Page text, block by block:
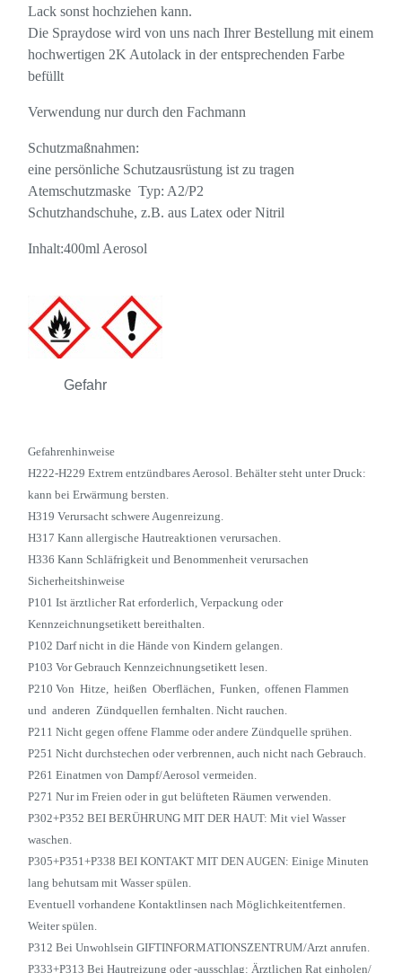
Lack sonst hochziehen kann.
Die Spraydose wird von uns nach Ihrer Bestellung mit einem
hochwertigen 2K Autolack in der entsprechenden Farbe
befüllt
Verwendung nur durch den Fachmann
Schutzmaßnahmen:
eine persönliche Schutzausrüstung ist zu tragen
Atemschutzmaske Typ: A2/P2
Schutzhandschuhe, z.B. aus Latex oder Nitril
Inhalt:400ml Aerosol
Gefahr
Gefahrenhinweise
H222-H229 Extrem entzündbares Aerosol. Behälter steht unter Druck:
kann bei Erwärmung bersten.
H319 Verursacht schwere Augenreizung.
H317 Kann allergische Hautreaktionen verursachen.
H336 Kann Schläfrigkeit und Benommenheit verursachen
Sicherheitshinweise
P101 Ist ärztlicher Rat erforderlich, Verpackung oder
Kennzeichnungsetikett bereithalten.
P102 Darf nicht in die Hände von Kindern gelangen.
P103 Vor Gebrauch Kennzeichnungsetikett lesen.
P210 Von Hitze, heißen Oberflächen, Funken, offenen Flammen
und anderen Zündquellen fernhalten. Nicht rauchen.
P211 Nicht gegen offene Flamme oder andere Zündquelle sprühen.
P251 Nicht durchstechen oder verbrennen, auch nicht nach Gebrauch.
P261 Einatmen von Dampf/Aerosol vermeiden.
P271 Nur im Freien oder in gut belüfteten Räumen verwenden.
P302+P352 BEI BERÜHRUNG MIT DER HAUT: Mit viel Wasser
waschen.
P305+P351+P338 BEI KONTAKT MIT DEN AUGEN: Einige Minuten
lang behutsam mit Wasser spülen.
Eventuell vorhandene Kontaktlinsen nach Möglichkeitentfernen.
Weiter spülen.
P312 Bei Unwohlsein GIFTINFORMATIONSZENTRUM/Arzt anrufen.
P333+P313 Bei Hautreizung oder -ausschlag: Ärztlichen Rat einholen/